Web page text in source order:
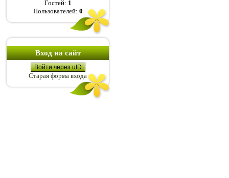
Гостей: 1
Пользователей: 0
Вход на сайт
Войти через uID
Старая форма входа